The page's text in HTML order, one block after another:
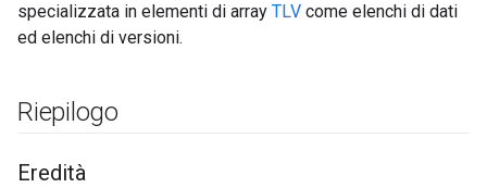
specializzata in elementi di array TLV come elenchi di dati
ed elenchi di versioni.
Riepilogo
Eredità